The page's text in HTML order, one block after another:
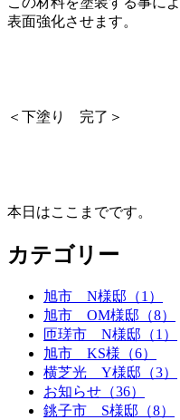
表面強化させます。
＜下塗り 完了＞
本日はここまでです。
カテゴリー
旭市 N様邸（1）
旭市 OM様邸（8）
匝瑳市 N様邸（1）
旭市 KS様（6）
横芝光 Y様邸（3）
お知らせ（36）
銚子市 S様邸（8）